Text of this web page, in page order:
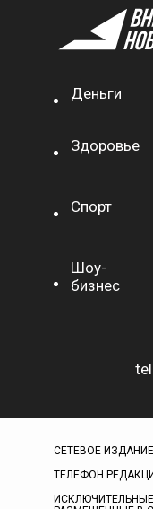
Деньги
Здоровье
Спорт
Шоу-
бизнес
СЕТЕВОЕ ИЗДАНИЕ
ТЕЛЕФОН